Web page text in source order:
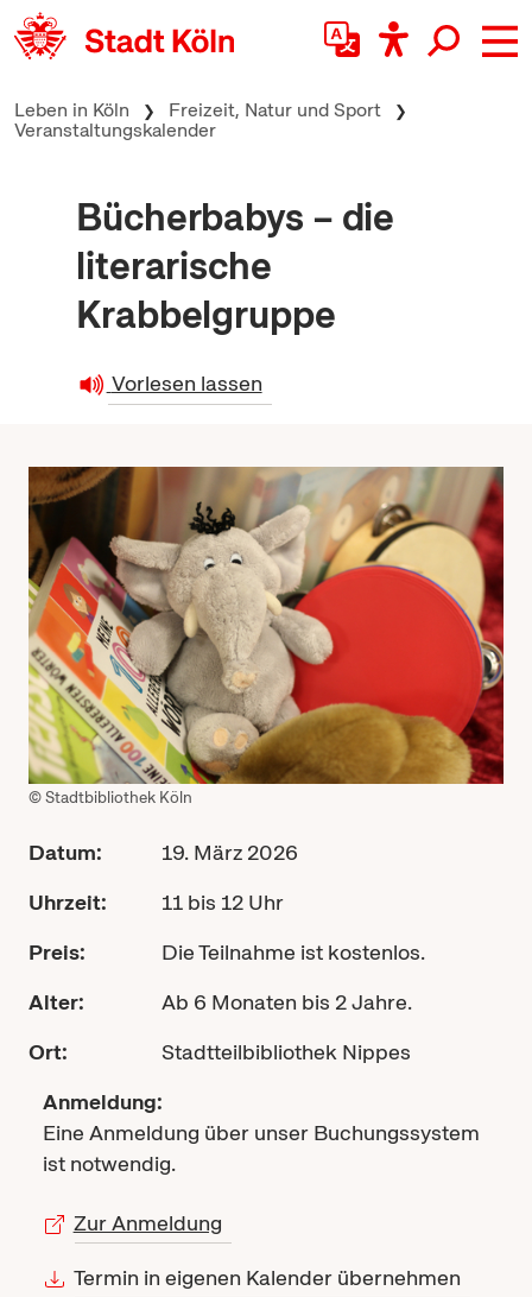
zum Inhalt springen
Leben in Köln
Freizeit, Natur und Sport
Veranstaltungskalender
Bücherbabys – die
literarische
Krabbelgruppe
Vorlesen lassen
© Stadtbibliothek Köln
Datum:
19. März 2026
Uhrzeit:
11 bis 12 Uhr
Preis:
Die Teilnahme ist kostenlos.
Alter:
Ab 6 Monaten bis 2 Jahre.
Ort:
Stadtteilbibliothek Nippes
Anmeldung:
Eine Anmeldung über unser Buchungssystem
ist notwendig.
Zur Anmeldung
Termin in eigenen Kalender übernehmen